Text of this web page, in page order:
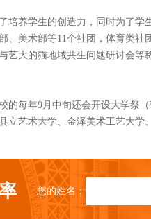
培养学生的创造力，同时为了
、美术部等11个社团，体育类
艺大的猫地域共生问题研讨会
的每年9月中旬还会开设大学祭
立艺术大学、金泽美术工艺大学
您的姓名：